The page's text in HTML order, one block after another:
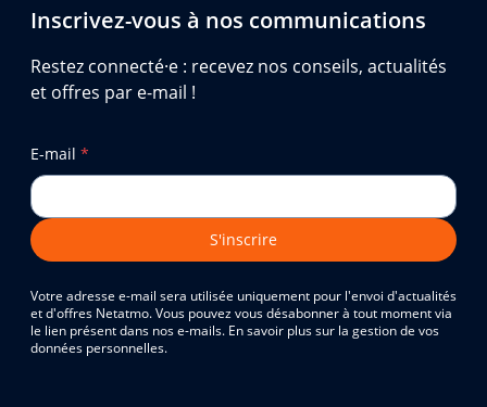
Inscrivez-vous à nos communications
Restez connecté·e : recevez nos conseils, actualités
et offres par e-mail !
E-mail *
S'inscrire
Votre adresse e-mail sera utilisée uniquement pour l'envoi d'actualités
et d'offres Netatmo. Vous pouvez vous désabonner à tout moment via
le lien présent dans nos e-mails. En savoir plus sur la gestion de vos
données personnelles.